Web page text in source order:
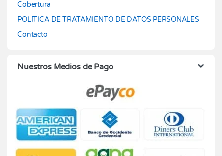
Cobertura
POLÍTICA DE TRATAMIENTO DE DATOS PERSONALES
Contacto
Nuestros Medios de Pago